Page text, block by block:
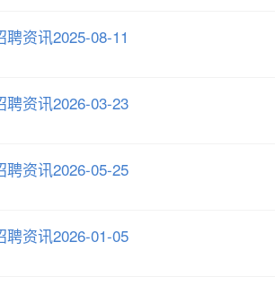
资讯2025-08-11
聘资讯2026-03-23
聘资讯2026-05-25
聘资讯2026-01-05